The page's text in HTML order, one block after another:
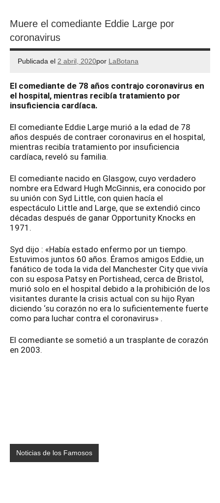
Muere el comediante Eddie Large por
coronavirus
Publicada el 2 abril, 2020por LaBotana
El comediante de 78 años contrajo coronavirus en
el hospital, mientras recibía tratamiento por
insuficiencia cardíaca.
El comediante Eddie Large murió a la edad de 78
años después de contraer coronavirus en el hospital,
mientras recibía tratamiento por insuficiencia
cardíaca, reveló su familia.
El comediante nacido en Glasgow, cuyo verdadero
nombre era Edward Hugh McGinnis, era conocido por
su unión con Syd Little, con quien hacía el
espectáculo Little and Large, que se extendió cinco
décadas después de ganar Opportunity Knocks en
1971.
Syd dijo : «Había estado enfermo por un tiempo.
Estuvimos juntos 60 años. Éramos amigos Eddie, un
fanático de toda la vida del Manchester City que vivía
con su esposa Patsy en Portishead, cerca de Bristol,
murió solo en el hospital debido a la prohibición de los
visitantes durante la crisis actual con su hijo Ryan
diciendo ‘su corazón no era lo suficientemente fuerte
como para luchar contra el coronavirus» .
El comediante se sometió a un trasplante de corazón
en 2003.
Noticias de los Famosos